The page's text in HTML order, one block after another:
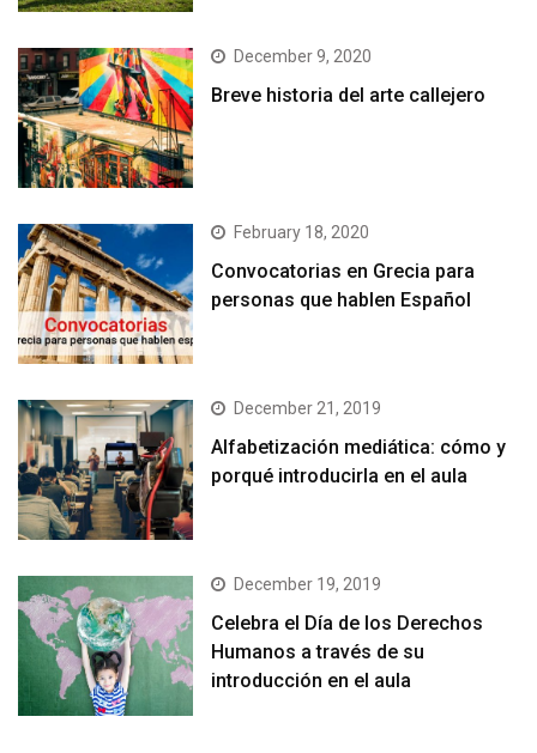
December 9, 2020
Breve historia del arte callejero
February 18, 2020
Convocatorias en Grecia para
personas que hablen Español
December 21, 2019
Alfabetización mediática: cómo y
porqué introducirla en el aula
December 19, 2019
Celebra el Día de los Derechos
Humanos a través de su
introducción en el aula